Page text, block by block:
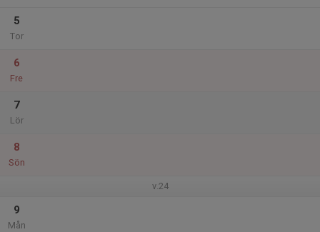
5
Tor
6
Fre
7
Lör
8
Sön
v.24
9
Mån